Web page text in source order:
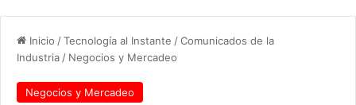
Inicio /Tecnología al Instante /Comunicados de la
Industria / Negocios y Mercadeo
Negocios y Mercadeo